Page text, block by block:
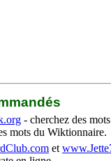
- cherchez des
mots du Wiktionnaire.
et